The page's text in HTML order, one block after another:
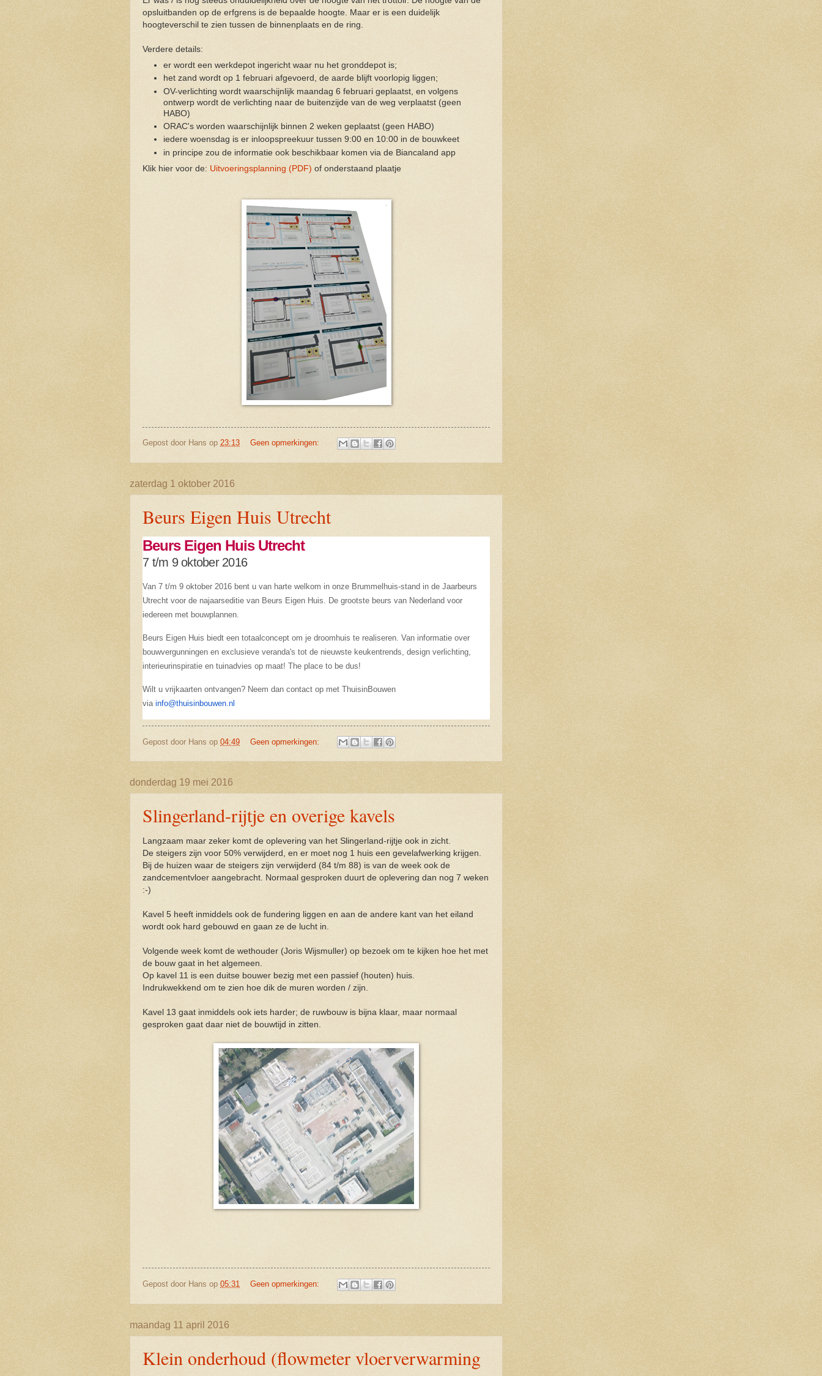
opsluitbanden op de erfgrens is de bepaalde hoogte. Maar er is een duidelijk
hoogteverschil te zien tussen de binnenplaats en de ring.
Verdere details:
er wordt een werkdepot ingericht waar nu het gronddepot is;
het zand wordt op 1 februari afgevoerd, de aarde blijft voorlopig liggen;
OV-verlichting wordt waarschijnlijk maandag 6 februari geplaatst, en volgens
ontwerp wordt de verlichting naar de buitenzijde van de weg verplaatst (geen
HABO)
ORAC's worden waarschijnlijk binnen 2 weken geplaatst (geen HABO)
iedere woensdag is er inloopspreekuur tussen 9:00 en 10:00 in de bouwkeet
in principe zou de informatie ook beschikbaar komen via de Biancaland app
Klik hier voor de: Uitvoeringsplanning (PDF) of onderstaand plaatje
Gepost door Hans op 23:13 Geen opmerkingen:
zaterdag 1 oktober 2016
Beurs Eigen Huis Utrecht
Beurs Eigen Huis Utrecht
7 t/m 9 oktober 2016
Van 7 t/m 9 oktober 2016 bent u van harte welkom in onze Brummelhuis-stand in de Jaarbeurs
Utrecht voor de najaarseditie van Beurs Eigen Huis. De grootste beurs van Nederland voor
iedereen met bouwplannen.
Beurs Eigen Huis biedt een totaalconcept om je droomhuis te realiseren. Van informatie over
bouwvergunningen en exclusieve veranda's tot de nieuwste keukentrends, design verlichting,
interieurinspiratie en tuinadvies op maat! The place to be dus!
Wilt u vrijkaarten ontvangen? Neem dan contact op met ThuisinBouwen
via info@thuisinbouwen.nl
Gepost door Hans op 04:49 Geen opmerkingen:
donderdag 19 mei 2016
Slingerland-rijtje en overige kavels
Langzaam maar zeker komt de oplevering van het Slingerland-rijtje ook in zicht.
De steigers zijn voor 50% verwijderd, en er moet nog 1 huis een gevelafwerking krijgen.
Bij de huizen waar de steigers zijn verwijderd (84 t/m 88) is van de week ook de
zandcementvloer aangebracht. Normaal gesproken duurt de oplevering dan nog 7 weken
:-)
Kavel 5 heeft inmiddels ook de fundering liggen en aan de andere kant van het eiland
wordt ook hard gebouwd en gaan ze de lucht in.
Volgende week komt de wethouder (Joris Wijsmuller) op bezoek om te kijken hoe het met
de bouw gaat in het algemeen.
Op kavel 11 is een duitse bouwer bezig met een passief (houten) huis.
Indrukwekkend om te zien hoe dik de muren worden / zijn.
Kavel 13 gaat inmiddels ook iets harder; de ruwbouw is bijna klaar, maar normaal
gesproken gaat daar niet de bouwtijd in zitten.
Gepost door Hans op 05:31 Geen opmerkingen:
maandag 11 april 2016
Klein onderhoud (flowmeter vloerverwarming